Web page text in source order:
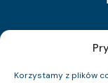
Korzystamy z plików